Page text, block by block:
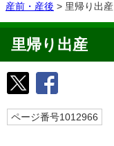
産前・産後 > 里帰り出産
里帰り出産
ページ番号1012966